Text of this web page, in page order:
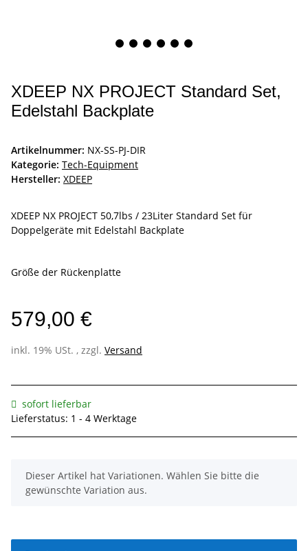
XDEEP NX PROJECT Standard Set,
Edelstahl Backplate
Artikelnummer: NX-SS-PJ-DIR
Kategorie: Tech-Equipment
Hersteller: XDEEP
XDEEP NX PROJECT 50,7lbs / 23Liter Standard Set für
Doppelgeräte mit Edelstahl Backplate
Größe der Rückenplatte
579,00 €
inkl. 19% USt. , zzgl. Versand
sofort lieferbar
Lieferstatus: 1 - 4 Werktage
x
Dieser Artikel hat Variationen. Wählen Sie bitte die
gewünschte Variation aus.